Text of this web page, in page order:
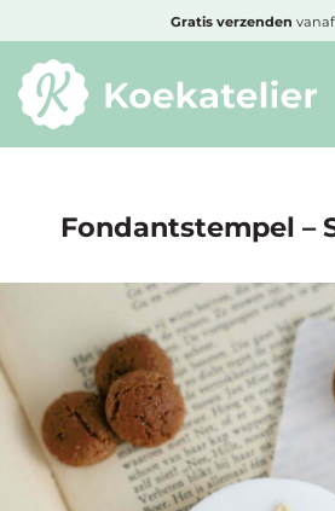
Minimum
producten
Producten
op
soort
Gratis verzenden
Fondantstempel –